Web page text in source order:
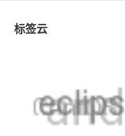
标签云